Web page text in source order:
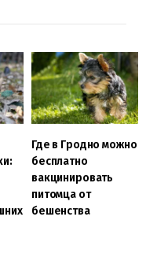
Где в Гродно можно
бесплатно
вакцинировать
питомца от
бешенства